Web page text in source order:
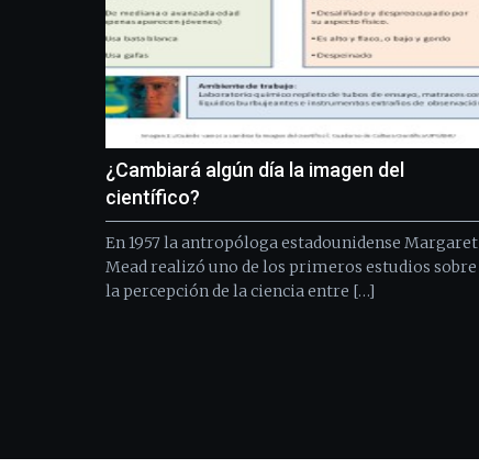
¿Cambiará algún día la imagen del
científico?
En 1957 la antropóloga estadounidense Margaret
Mead realizó uno de los primeros estudios sobre
la percepción de la ciencia entre […]